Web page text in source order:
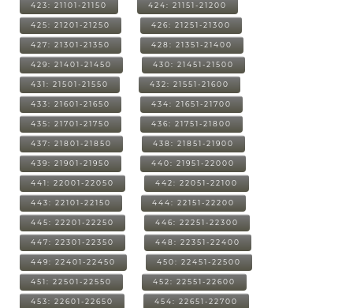
423: 21101-21150 424: 21151-21200
425: 21201-21250 426: 21251-21300
427: 21301-21350 428: 21351-21400
429: 21401-21450 430: 21451-21500
431: 21501-21550 432: 21551-21600
433: 21601-21650 434: 21651-21700
435: 21701-21750 436: 21751-21800
437: 21801-21850 438: 21851-21900
439: 21901-21950 440: 21951-22000
441: 22001-22050 442: 22051-22100
443: 22101-22150 444: 22151-22200
445: 22201-22250 446: 22251-22300
447: 22301-22350 448: 22351-22400
449: 22401-22450 450: 22451-22500
451: 22501-22550 452: 22551-22600
453: 22601-22650 454: 22651-22700